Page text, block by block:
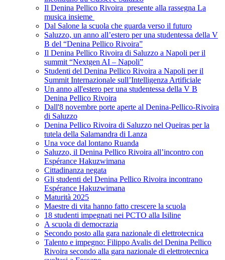
Il Denina Pellico Rivoira presente alla rassegna La
musica insieme
Dal Salone la scuola che guarda verso il futuro
Saluzzo, un anno all’estero per una studentessa della V
B del “Denina Pellico Rivoira”
Il Denina Pellico Rivoira di Saluzzo a Napoli per il
summit “Nextgen AI – Napoli”
Studenti del Denina Pellico Rivoira a Napoli per il
Summit Internazionale sull’Intelligenza Artificiale
Un anno all'estero per una studentessa della V B
Denina Pellico Rivoira
Dall'8 novembre porte aperte al Denina-Pellico-Rivoira
di Saluzzo
Denina Pellico Rivoira di Saluzzo nel Queiras per la
tutela della Salamandra di Lanza
Una voce dal lontano Ruanda
Saluzzo, il Denina Pellico Rivoira all’incontro con
Espérance Hakuzwimana
Cittadinanza negata
Gli studenti del Denina Pellico Rivoira incontrano
Espérance Hakuzwimana
Maturità 2025
Maestre di vita hanno fatto crescere la scuola
18 studenti impegnati nei PCTO alla Isiline
A scuola di democrazia
Secondo posto alla gara nazionale di elettrotecnica
Talento e impegno: Filippo Avalis del Denina Pellico
Rivoira secondo alla gara nazionale di elettrotecnica